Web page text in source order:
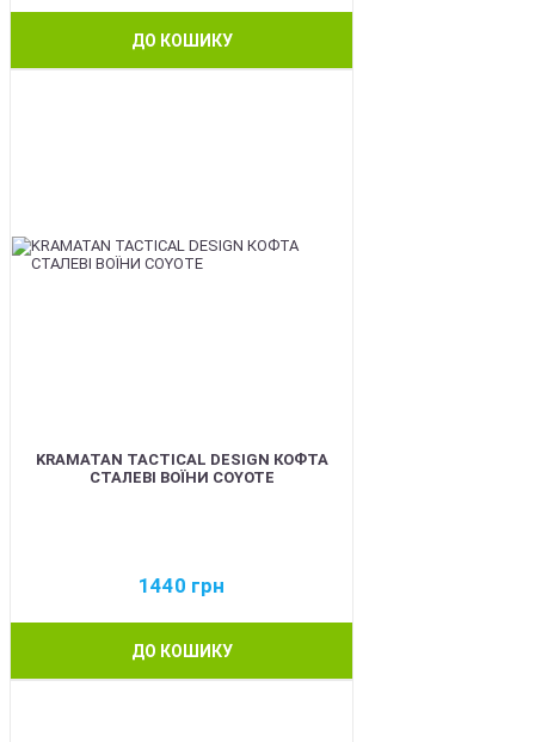
ДО КОШИКУ
KRAMATAN TACTICAL DESIGN КОФТА
СТАЛЕВІ ВОЇНИ COYOTE
1440 грн
ДО КОШИКУ